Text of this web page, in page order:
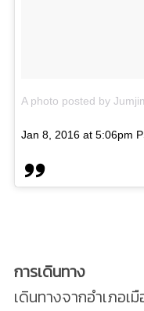
A photo posted by
Jan 8, 2016 at 5:06pm
การเดินทาง
เดินทางจากอำเภอเ